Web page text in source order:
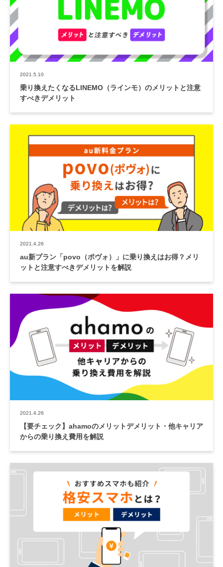
2021.5.10
乗り換えたくなるLINEMO（ラインモ）のメリットと注意
すべきデメリット
2021.4.26
au新プラン「povo（ポヴォ）」に乗り換えはお得？メリ
ットと注意すべきデメリットを解説
2021.4.26
【要チェック】ahamoのメリットデメリット・他キャリア
からの乗り換え費用を解説